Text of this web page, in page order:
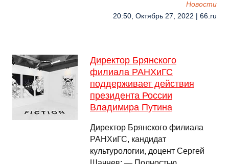
Новости
20:50, Октябрь 27, 2022 | 66.ru
Директор Брянского
филиала РАНХиГС
поддерживает действия
президента России
Владимира Путина
Директор Брянского филиала
РАНХиГС, кандидат
культурологии, доцент Сергей